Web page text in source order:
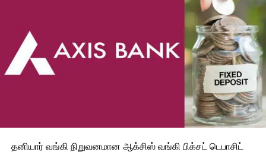
தனியார் வங்கி நிறுவனமான ஆக்சிஸ் வங்கி பிக்சட் டெபாசிட்